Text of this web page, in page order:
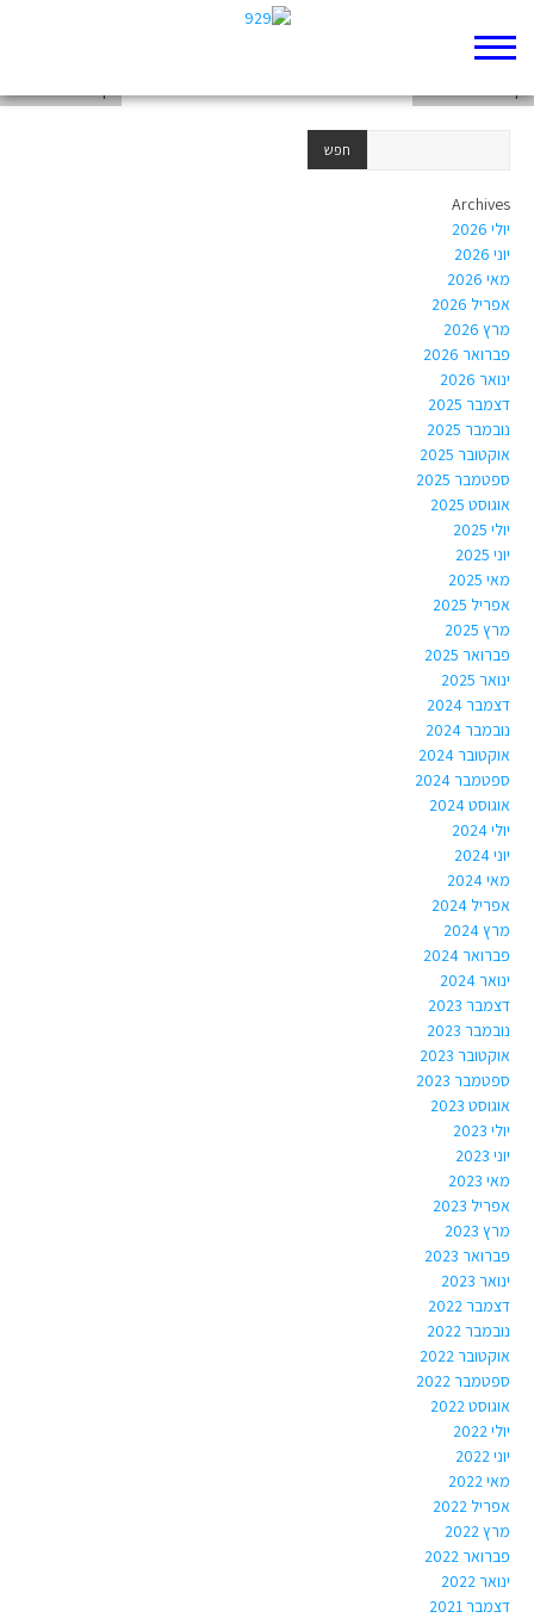
Archives
יולי 2026
יוני 2026
מאי 2026
אפריל 2026
מרץ 2026
פברואר 2026
ינואר 2026
דצמבר 2025
נובמבר 2025
אוקטובר 2025
ספטמבר 2025
אוגוסט 2025
יולי 2025
יוני 2025
מאי 2025
אפריל 2025
מרץ 2025
פברואר 2025
ינואר 2025
דצמבר 2024
נובמבר 2024
אוקטובר 2024
ספטמבר 2024
אוגוסט 2024
יולי 2024
יוני 2024
מאי 2024
אפריל 2024
מרץ 2024
פברואר 2024
ינואר 2024
דצמבר 2023
נובמבר 2023
אוקטובר 2023
ספטמבר 2023
אוגוסט 2023
יולי 2023
יוני 2023
מאי 2023
אפריל 2023
מרץ 2023
פברואר 2023
ינואר 2023
דצמבר 2022
נובמבר 2022
אוקטובר 2022
ספטמבר 2022
אוגוסט 2022
יולי 2022
יוני 2022
מאי 2022
אפריל 2022
מרץ 2022
פברואר 2022
ינואר 2022
דצמבר 2021